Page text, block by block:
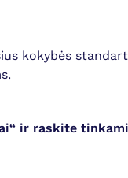
kokybės
ir raskite